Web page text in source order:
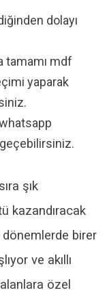
dolayı
tamamı mdf
yaparak
şık
kazandıracak
birer
ve akıllı
özel